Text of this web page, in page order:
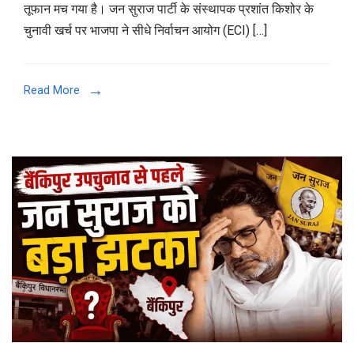
तूफान मच गया है। जन सुराज पार्टी के संस्थापक प्रशांत किशोर के
चुनावी खर्च पर भाजपा ने सीधे निर्वाचन आयोग (ECI) […]
Read More